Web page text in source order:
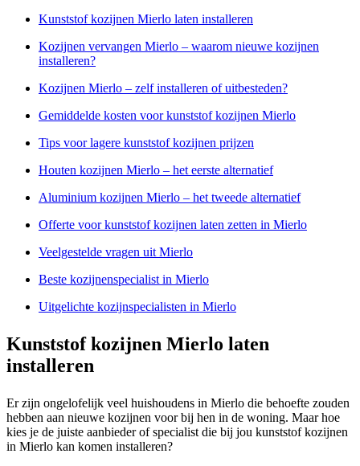
Kunststof kozijnen Mierlo laten installeren
Kozijnen vervangen Mierlo – waarom nieuwe kozijnen
installeren?
Kozijnen Mierlo – zelf installeren of uitbesteden?
Gemiddelde kosten voor kunststof kozijnen Mierlo
Tips voor lagere kunststof kozijnen prijzen
Houten kozijnen Mierlo – het eerste alternatief
Aluminium kozijnen Mierlo – het tweede alternatief
Offerte voor kunststof kozijnen laten zetten in Mierlo
Veelgestelde vragen uit Mierlo
Beste kozijnenspecialist in Mierlo
Uitgelichte kozijnspecialisten in Mierlo
Kunststof kozijnen Mierlo laten
installeren
Er zijn ongelofelijk veel huishoudens in Mierlo die behoefte zouden
hebben aan nieuwe kozijnen voor bij hen in de woning. Maar hoe
kies je de juiste aanbieder of specialist die bij jou kunststof kozijnen
in Mierlo kan komen installeren?